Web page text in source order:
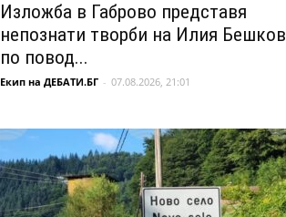
Изложба в Габрово представя
непознати творби на Илия Бешков
по повод...
Екип на ДЕБАТИ.БГ - 07.08.2026, 21:01